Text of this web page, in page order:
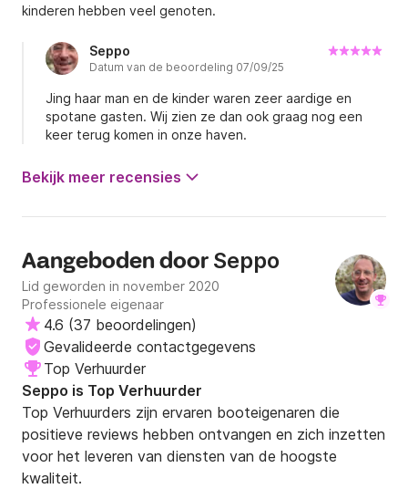
Onze steiger ‘Q’ bevindt zich in het gedeelte van de
zeiljachten hun vaste ligplaats hebben. Wanneer het
zonnetje schijnt, waan je je daarom al snel aan de
Franse Rivièra.
Bij de foto's van de huisboot kun je  een kaart van
het vaargebied  vinden met de mogelijke aanleg/
overnachtings plaatsen.
Bereikbaarheid
Het adres bevindt zich in Kinrooi. Dit is net over de
grens met Nederland. De steiger ‘Q’ van  staat
duidelijk aangegeven met borden vanaf de Maasdijk.
Je gaat naar binnen via een poort met een pincode.
Deze krijg je toegestuurd via email of Whats-app vlak
voor aankomst. De weg wijst zich vanzelf en vanaf
de ingang zie je de -boten al liggen.
kinderen hebben veel genoten.
Seppo
Datum van de beoordeling 07/09/25
Jing haar man en de kinder waren zeer aardige en
spotane gasten. Wij zien ze dan ook graag nog een
keer terug komen in onze haven.
Bekijk meer recensies
Aangeboden door Seppo
Lid geworden in november 2020
Professionele eigenaar
4.6 (37 beoordelingen)
Gevalideerde contactgegevens
Top Verhuurder
Seppo is Top Verhuurder
Top Verhuurders zijn ervaren booteigenaren die
positieve reviews hebben ontvangen en zich inzetten
voor het leveren van diensten van de hoogste
kwaliteit.